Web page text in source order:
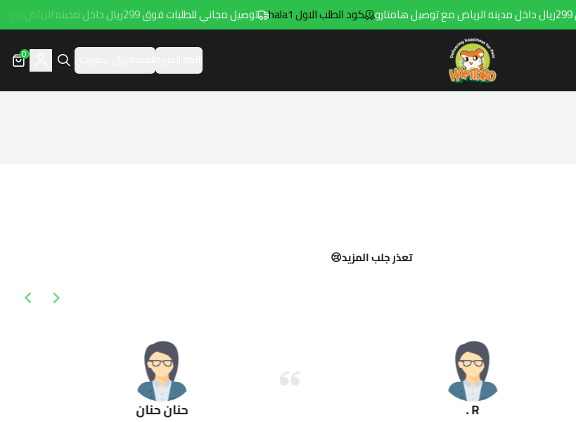
كود الطلب الاول hala1 توصيل مجاني للطلبات فوق 299ريال داخل مدينه الرياض مع توصيل هامتارو
Hamtaro
0
تعذر جلب المزيد😢
R . حنان حنان